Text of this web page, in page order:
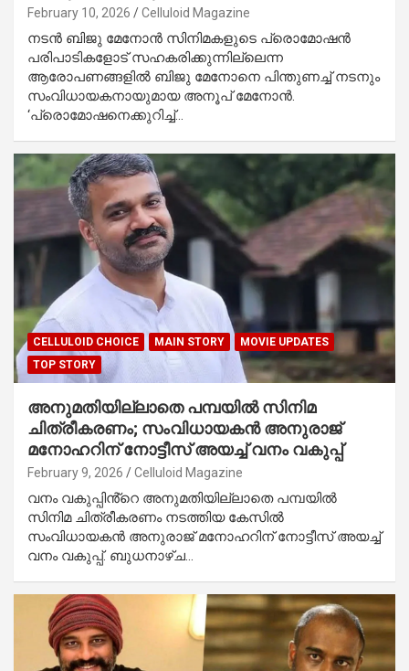
February 10, 2026 Celluloid Magazine
നടന്‍ ബിജു മേനോന്‍ സിനിമകളുടെ പ്രൊമോഷന്‍
പരിപാടികളോട് സഹകരിക്കുന്നില്ലെന്ന
ആരോപണങ്ങളിൽ ബിജു മേനോനെ പിന്തുണച്ച് നടനും
സംവിധായകനായുമായ അനൂപ് മേനോൻ.
‘പ്രൊമോഷനെക്കുറിച്ച്…
CELLULOID CHOICE MAIN STORY
MOVIE UPDATES
TOP STORY
അനുമതിയില്ലാതെ പമ്പയിൽ സിനിമ
ചിത്രീകരണം; സംവിധായകൻ അനുരാജ്
മനോഹറിന് നോട്ടീസ് അയച്ച് വനം വകുപ്പ്
February 9, 2026 Celluloid Magazine
വനം വകുപ്പിൻ്റെ അനുമതിയില്ലാതെ പമ്പയിൽ
സിനിമ ചിത്രീകരണം നടത്തിയ കേസിൽ
സംവിധായകൻ അനുരാജ് മനോഹറിന് നോട്ടീസ് അയച്ച്
വനം വകുപ്പ്. ബുധനാഴ്ച…